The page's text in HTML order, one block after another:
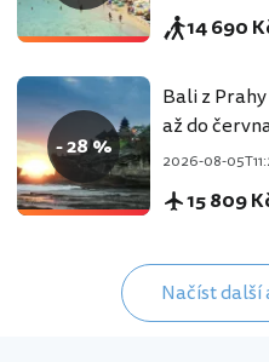
14 690
- 28 %
Bali z
až do
2026-08-
15 809
Načíst